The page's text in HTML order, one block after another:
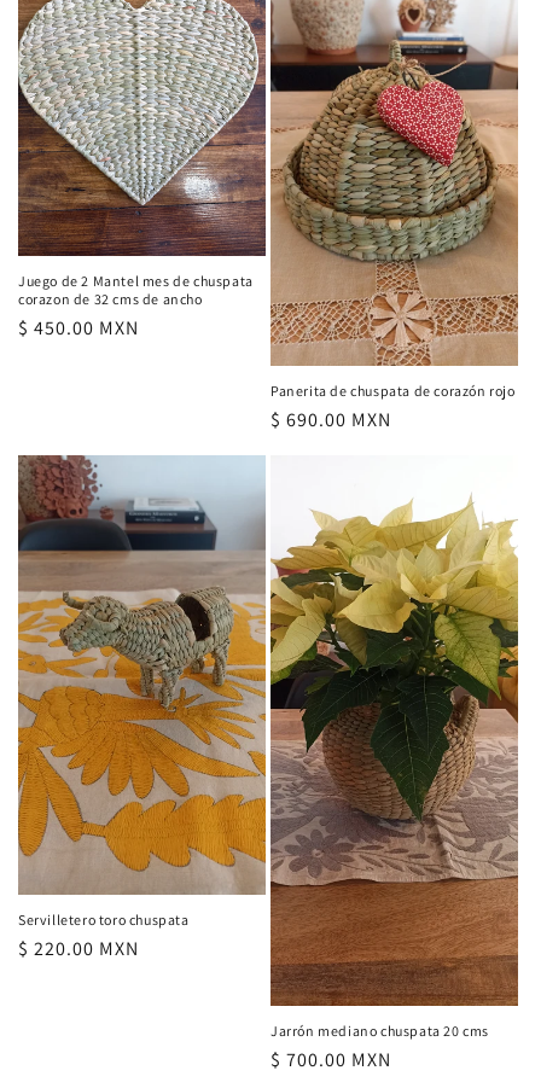
Juego de 2 Mantel mes de chuspata
corazon de 32 cms de ancho
Precio
$ 450.00 MXN
Panerita de chuspata de corazón rojo
Precio
$ 690.00 MXN
Servilletero toro chuspata
Precio
$ 220.00 MXN
Jarrón mediano chuspata 20 cms
Precio
$ 700.00 MXN